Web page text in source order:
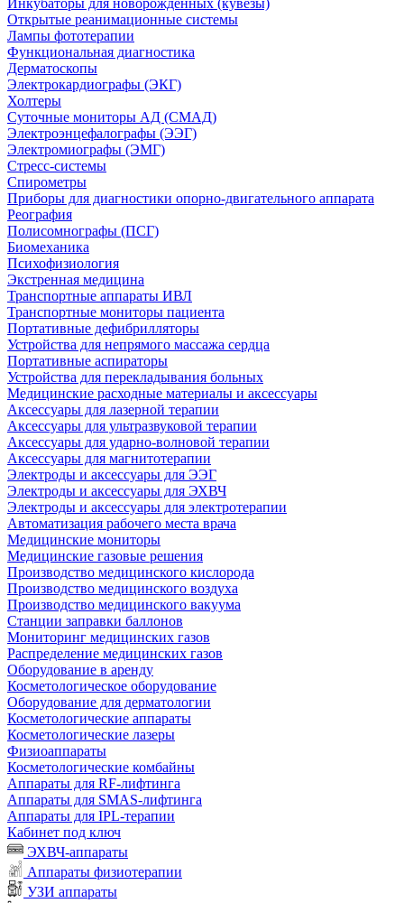
Инкубаторы для новорожденных (кувезы)
Открытые реанимационные системы
Лампы фототерапии
Функциональная диагностика
Дерматоскопы
Электрокардиографы (ЭКГ)
Холтеры
Суточные мониторы АД (СМАД)
Электроэнцефалографы (ЭЭГ)
Электромиографы (ЭМГ)
Стресс-системы
Спирометры
Приборы для диагностики опорно-двигательного аппарата
Реография
Полисомнографы (ПСГ)
Биомеханика
Психофизиология
Экстренная медицина
Транспортные аппараты ИВЛ
Транспортные мониторы пациента
Портативные дефибрилляторы
Устройства для непрямого массажа сердца
Портативные аспираторы
Устройства для перекладывания больных
Медицинские расходные материалы и аксессуары
Аксессуары для лазерной терапии
Аксессуары для ультразвуковой терапии
Аксессуары для ударно-волновой терапии
Аксессуары для магнитотерапии
Электроды и аксессуары для ЭЭГ
Электроды и аксессуары для ЭХВЧ
Электроды и аксессуары для электротерапии
Автоматизация рабочего места врача
Медицинские мониторы
Медицинские газовые решения
Производство медицинского кислорода
Производство медицинского воздуха
Производство медицинского вакуума
Станции заправки баллонов
Мониторинг медицинских газов
Распределение медицинских газов
Оборудование в аренду
Косметологическое оборудование
Оборудование для дерматологии
Косметологические аппараты
Косметологические лазеры
Физиоаппараты
Косметологические комбайны
Аппараты для RF-лифтинга
Аппараты для SMAS-лифтинга
Аппараты для IPL-терапии
Кабинет под ключ
ЭХВЧ-аппараты
Аппараты физиотерапии
УЗИ аппараты